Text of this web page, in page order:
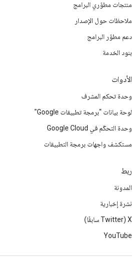
منتجات مطوّري البرامج
ملاحظات حول الإصدار
دعم مطوّر البرامج
بنود الخدمة
الأدوات
وحدة تحكم المشرف
لوحة بيانات "برمجة تطبيقات Google"
وحدة التحكّم في Google Cloud
مستكشف واجهات برمجة التطبيقات
ربط
المدونة
نشرة إخبارية
‫X ‏(Twitter سابقًا)
YouTube